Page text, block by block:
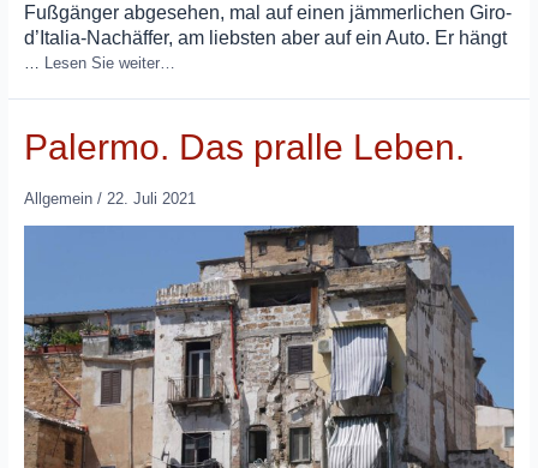
Fußgänger abgesehen, mal auf einen jämmerlichen Giro-
d’Italia-Nachäffer, am liebsten aber auf ein Auto. Er hängt
Lesen Sie weiter…
Palermo. Das pralle Leben.
Allgemein/ 22. Juli 2021